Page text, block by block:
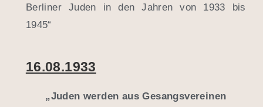
Berliner Juden in den Jahren von 1933 bis
1945“
16.08.1933
„Juden werden aus Gesangsvereinen